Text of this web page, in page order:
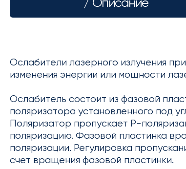
/ Описание
Ослабители лазерного излучения
изменения энергии или мощности
Ослабитель состоит из фазовой
поляризатора установленного под
Поляризатор пропускает P-
поляризацию. Фазовой пластинка
поляризации. Регулировка
счет вращения фазовой пластинки.